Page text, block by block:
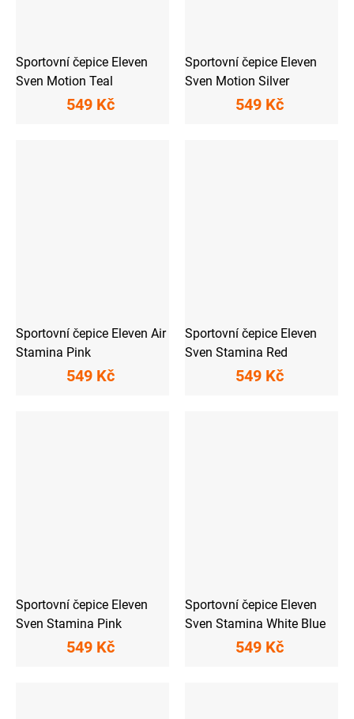
Sportovní čepice Eleven
Sven Motion Teal
549 Kč
Sportovní čepice Eleven
Sven Motion Silver
549 Kč
Sportovní čepice Eleven Air
Stamina Pink
549 Kč
Sportovní čepice Eleven
Sven Stamina Red
549 Kč
Sportovní čepice Eleven
Sven Stamina Pink
549 Kč
Sportovní čepice Eleven
Sven Stamina White Blue
549 Kč